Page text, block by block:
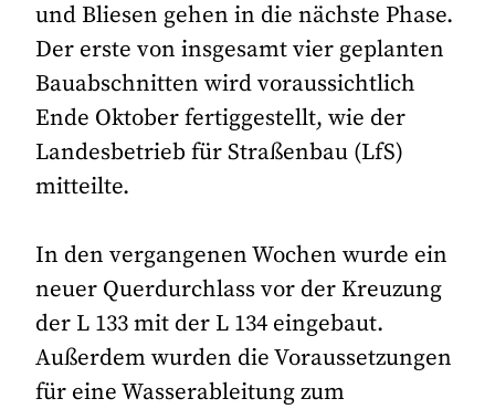
und Bliesen gehen in die nächste Phase.
Der erste von insgesamt vier geplanten
Bauabschnitten wird voraussichtlich
Ende Oktober fertiggestellt, wie der
Landesbetrieb für Straßenbau (LfS)
mitteilte.
In den vergangenen Wochen wurde ein
neuer Querdurchlass vor der Kreuzung
der L 133 mit der L 134 eingebaut.
Außerdem wurden die Voraussetzungen
für eine Wasserableitung zum